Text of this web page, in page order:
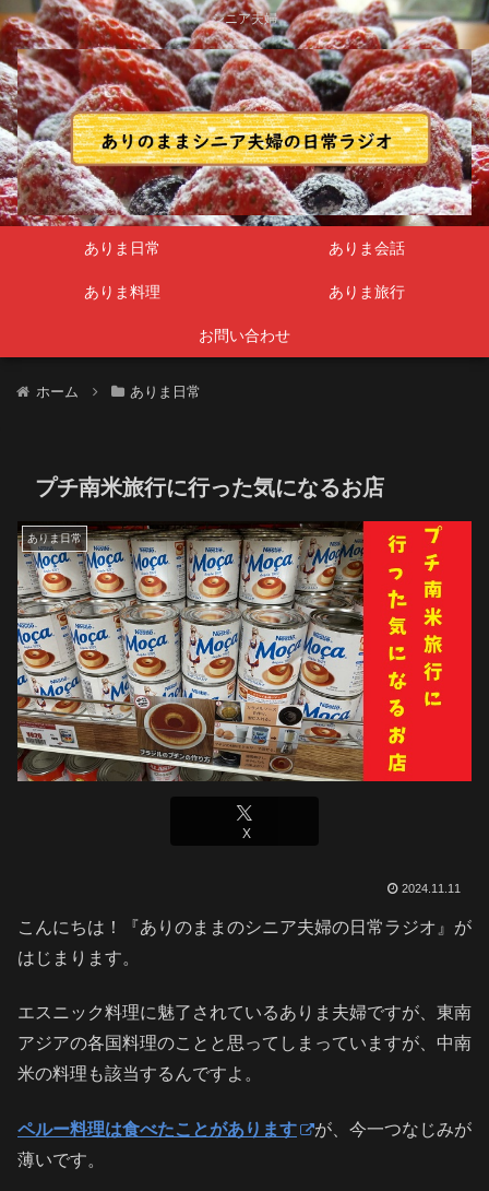
シニア夫婦
ありま日常 ありま会話
ありま料理 ありま旅行
お問い合わせ
ホーム ありま日常
プチ南米旅行に行った気になるお店
ありま日常
X
2024.11.11
こんにちは！『ありのままのシニア夫婦の日常ラジオ』が
はじまります。
エスニック料理に魅了されているありま夫婦ですが、東南
アジアの各国料理のことと思ってしまっていますが、中南
米の料理も該当するんですよ。
ペルー料理は食べたことがあります
が、今一つなじみが
薄いです。